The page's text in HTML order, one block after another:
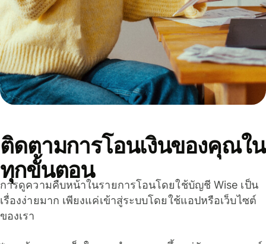
ติดตามการโอนเงินของคุณใน
ทุกขั้นตอน
การดูความคืบหน้าในรายการโอนโดยใช้บัญชี Wise เป็น
เรื่องง่ายมาก เพียงแค่เข้าสู่ระบบโดยใช้แอปหรือเว็บไซต์
ของเรา